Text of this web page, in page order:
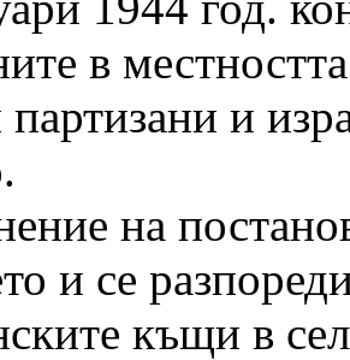
в
и
на
и се
къщи в